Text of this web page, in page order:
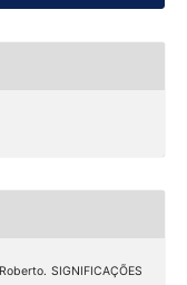
SIGNIFICAÇÕES